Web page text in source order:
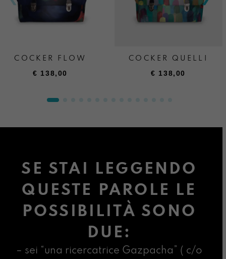
COCKER FLOW
€ 138,00
COCKER QUELLI
€ 138,00
SE STAI LEGGENDO
QUESTE PAROLE LE
POSSIBILITÀ SONO
DUE:
– sei “una ricercatrice Gazpacha” ( c/o